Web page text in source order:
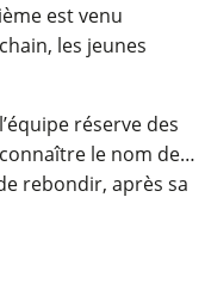
est venu
les jeunes
réserve des
le nom de…
rebondir, après sa